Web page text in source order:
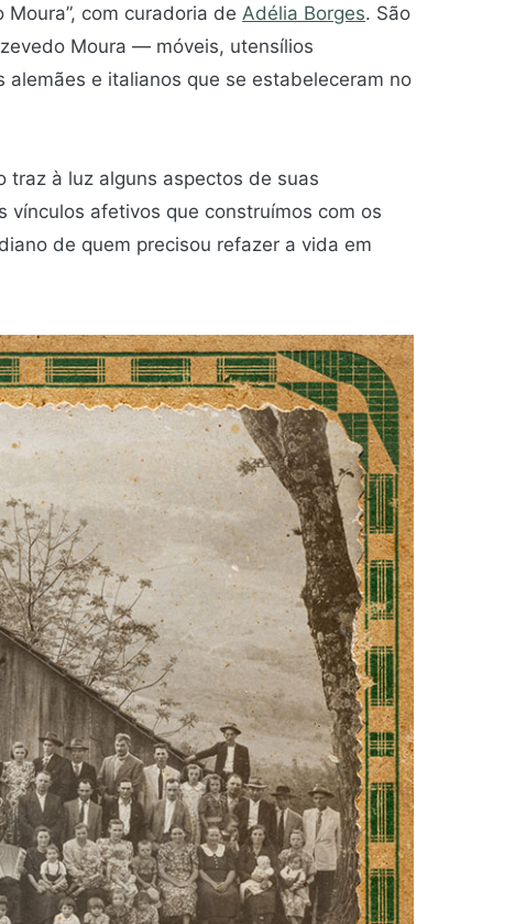
com curadoria de Adélia Borges. São
Moura — móveis, utensílios
e italianos que se estabeleceram no
traz à luz alguns aspectos de suas
vínculos afetivos que construímos com os
de quem precisou refazer a vida em